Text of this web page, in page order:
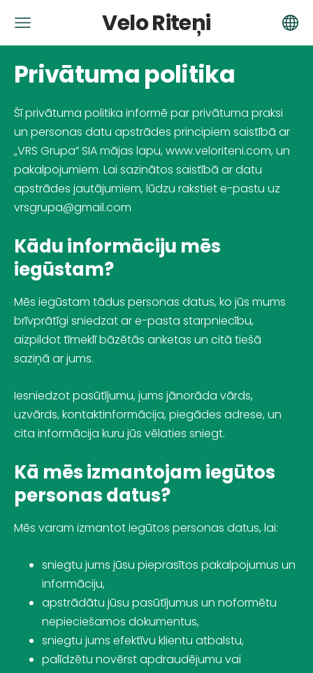
Velo Riteņi
Privātuma politika
Šī privātuma politika informē par privātuma praksi
un personas datu apstrādes principiem saistībā ar
„VRS Grupa” SIAmājas lapu, www.veloriteni.com, un
pakalpojumiem. Lai sazinātos saistībā ar datu
apstrādes jautājumiem, lūdzu rakstiet e-pastu uz
vrsgrupa@gmail.com
Kādu informāciju mēs
iegūstam?
Mēs iegūstam tādus personas datus, ko jūs mums
brīvprātīgi sniedzat ar e-pasta starpniecību,
aizpildot tīmeklī bāzētās anketas un citā tiešā
saziņā ar jums.
Iesniedzot pasūtījumu, jums jānorāda vārds,
uzvārds, kontaktinformācija, piegādes adrese, un
cita informācija kuru jūs vēlaties sniegt.
Kā mēs izmantojam iegūtos
personas datus?
Mēs varam izmantot iegūtos personas datus, lai:
sniegtu jums jūsu pieprasītos pakalpojumus un
informāciju,
apstrādātu jūsu pasūtījumus un noformētu
nepieciešamos dokumentus,
sniegtu jums efektīvu klientu atbalstu,
palīdzētu novērst apdraudējumu vai